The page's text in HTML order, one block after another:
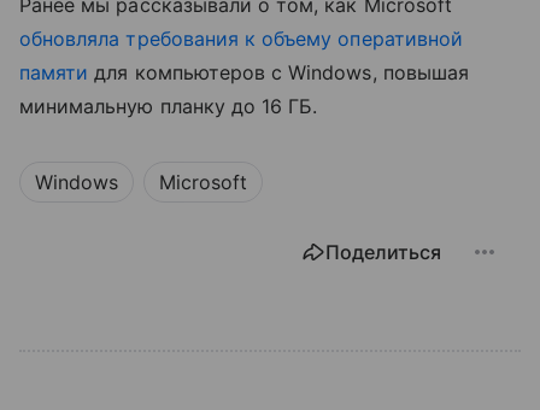
Ранее мы рассказывали о том, как Microsoft
обновляла требования к объему оперативной
памяти для компьютеров с Windows, повышая
минимальную планку до 16 ГБ.
Windows Microsoft
Поделиться